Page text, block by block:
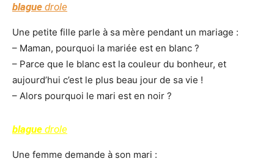
blague drole
Une petite fille parle à sa mère pendant un mariage :
– Maman, pourquoi la mariée est en blanc ?
– Parce que le blanc est la couleur du bonheur, et
aujourd’hui c’est le plus beau jour de sa vie !
– Alors pourquoi le mari est en noir ?
blague drole
Une femme demande à son mari :